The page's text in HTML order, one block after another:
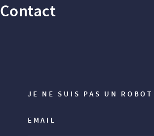
Contact
JE NE SUIS PAS UN ROBOT
EMAIL